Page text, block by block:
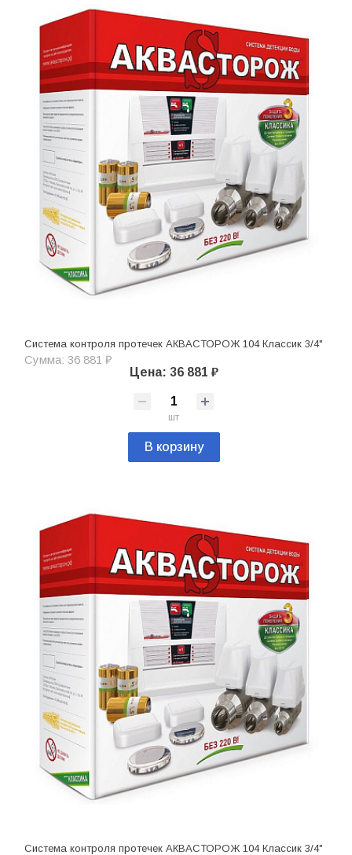
Система контроля протечек АКВАСТОРОЖ 104 Классик 3/4"
Сумма: 36 881 ₽
Цена: 36 881 ₽
шт
В корзину
Система контроля протечек АКВАСТОРОЖ 104 Классик 3/4"